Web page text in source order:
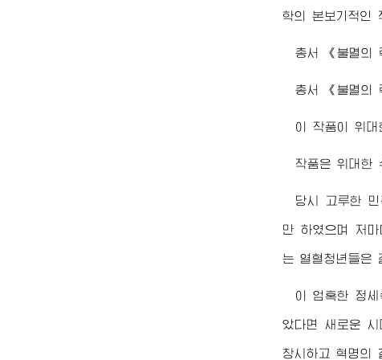
학의 본보기적인
총서 《불멸의
총서 《불멸의
이 작품이 위대
작품은 위대한
당시 고루한
만 하였으며 저
는 열혈청년들은
이 엄혹한 정
았다면 새로운
창시하고 혁명의